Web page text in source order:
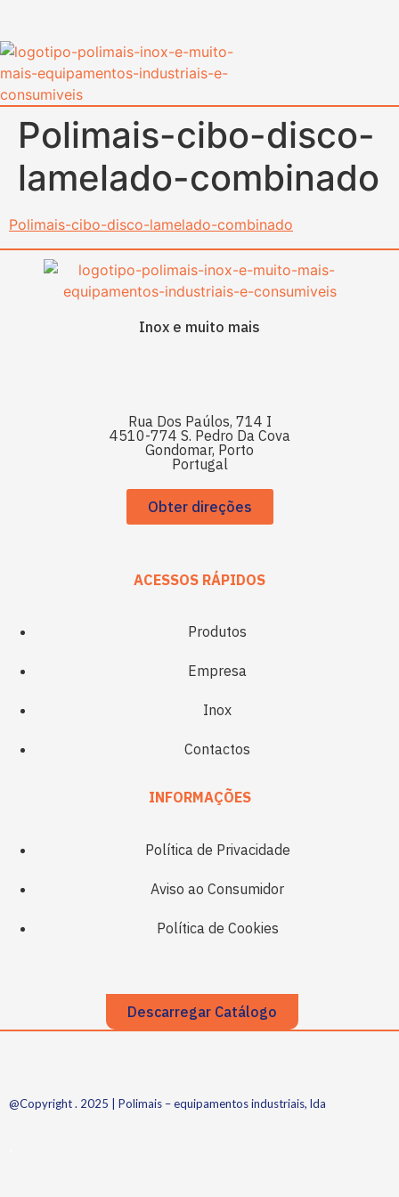
Polimais-cibo-disco-
lamelado-combinado
Polimais-cibo-disco-lamelado-combinado
Inox e muito mais
Rua Dos Paúlos, 714 I
4510-774 S. Pedro Da Cova
Gondomar, Porto
Portugal
Obter direções
ACESSOS RÁPIDOS
Produtos
Empresa
Inox
Contactos
INFORMAÇÕES
Política de Privacidade
Aviso ao Consumidor
Política de Cookies
Descarregar Catálogo
@Copyright . 2025 | Polimais – equipamentos industriais, lda